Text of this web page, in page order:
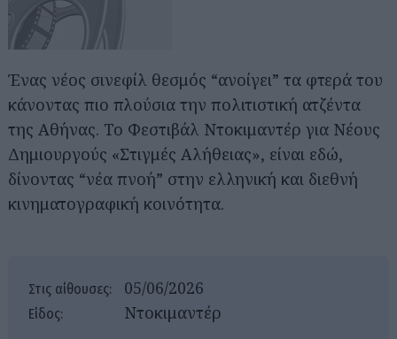
Ένας νέος σινεφίλ θεσμός “ανοίγει” τα φτερά του
κάνοντας πιο πλούσια την πολιτιστική ατζέντα
της Αθήνας. Το Φεστιβάλ Ντοκιμαντέρ για Νέους
Δημιουργούς «Στιγμές Αλήθειας», είναι εδώ,
δίνοντας “νέα πνοή” στην ελληνική και διεθνή
κινηματογραφική κοινότητα.
Στις αίθουσες: 05/06/2026
Είδος: Ντοκιμαντέρ